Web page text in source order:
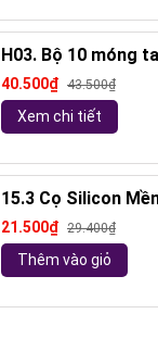
H03. Bộ 10 móng
kèm keo và giũa
40.500₫ 43.500₫
Xem chi tiết
15.3 Cọ Silicon
( ngẫu nhiên)
21.500₫ 29.400₫
Thêm vào giỏ